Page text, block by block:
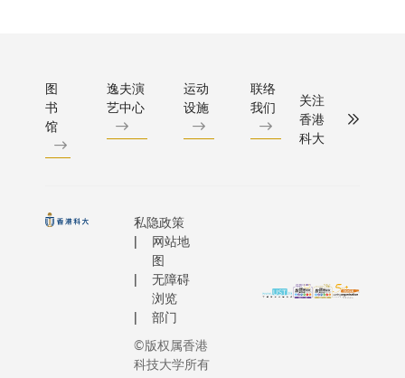
图
书
馆
逸夫演
艺中心
运动
设施
联络
我们
关注
香港
科大
私隐政策
网站地
图
无障碍
浏览
部门
©版权属香港
科技大学所有